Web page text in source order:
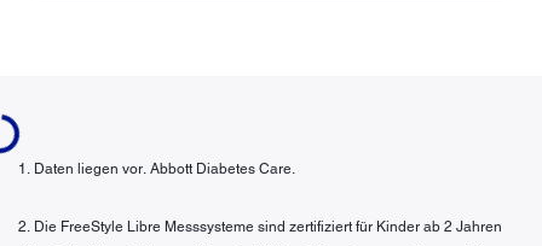
1. Daten liegen vor. Abbott Diabetes Care.
2. Die FreeStyle Libre Messsysteme sind zertifiziert für Kinder ab 2 Jahren